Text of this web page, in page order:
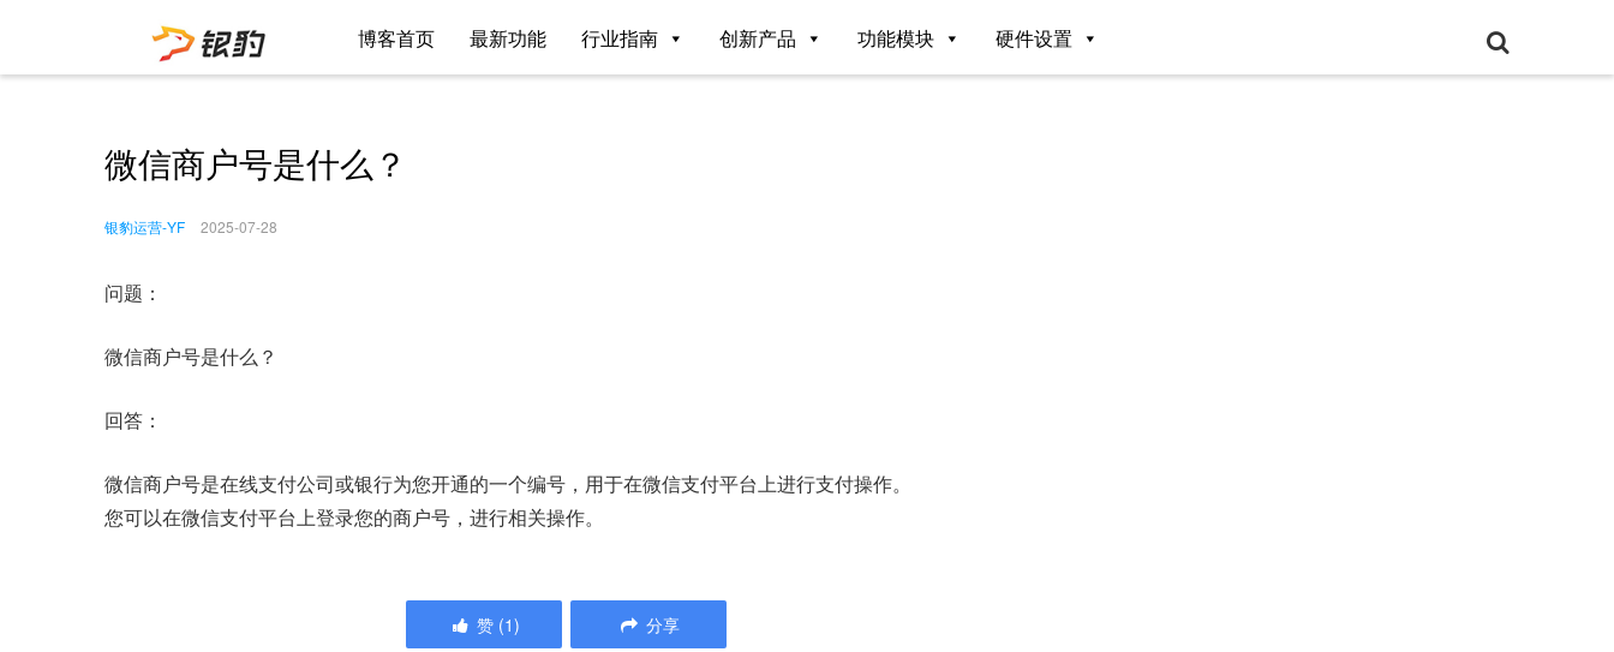
博客首页 最新功能 行业指南 创新产品 功能模块 硬件设置
微信商户号是什么？
银豹运营-YF 2025-07-28
问题：
微信商户号是什么？
回答：
微信商户号是在线支付公司或银行为您开通的一个编号，用于在微信支付平台上进行支付操作。
您可以在微信支付平台上登录您的商户号，进行相关操作。
赞 (1) 分享